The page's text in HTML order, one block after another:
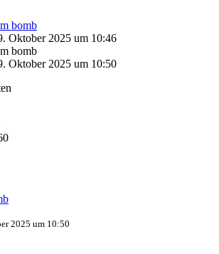
bomb
Oktober 2025 um 10:46
bomb
Oktober 2025 um 10:50
2025 um 10:50